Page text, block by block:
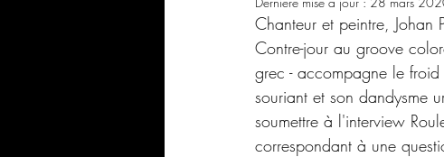
LES VICTOIRES DE LA MUSIQUES
L'INTERVIEW PREMIÈRE FOIS
Chanteur et peintre, Johan
Contre-jour au groove
grec - accompagne le
souriant et son dandysme
soumettre à l'interview
correspondant à une